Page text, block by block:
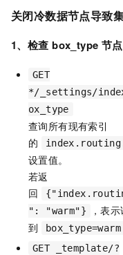
关闭冷数据节点导致
1、 检查 box_type 节
GET
*/_settings/
ox_type
查询所有现有索引
的
设置值。
若返
回
": "warm"}
，表
到
box_type=warm
GET _template/?